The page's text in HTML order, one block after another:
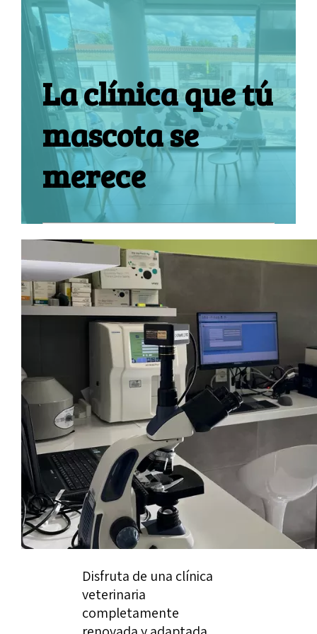
La clínica que tú
mascota se
merece
Disfruta de una clínica
veterinaria
completamente